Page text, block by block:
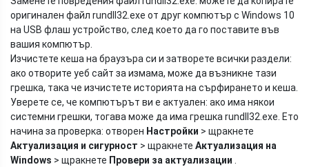
оригинален файл rundll32.exe от друг компютър с Windows 10
на USB флаш устройство, след което да го поставите във
вашия компютър.
Изчистете кеша на браузъра си и затворете всички раздели:
ако отворите уеб сайт за измама, може да възникне тази
грешка, така че изчистете историята на сърфирането и кеша.
Уверете се, че компютърът ви е актуален: ако има някои
системни грешки, тогава може да има грешка rundll32.exe. Ето
начина за проверка: отворен Настройки > щракнете
Актуализация и сигурност > щракнете Актуализация на
Windows > щракнете Провери за актуализации